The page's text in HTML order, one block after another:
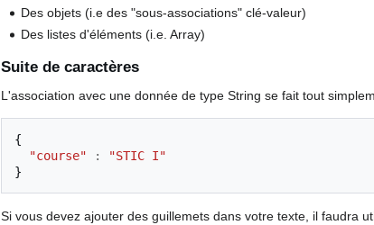
Des objets (i.e des "sous-associations" clé-valeur)
Des listes d'éléments (i.e. Array)
Suite de caractères
L'association avec une donnée de type String se fait tout
{
"course"
:
"STIC I"
}
Si vous devez ajouter des guillemets dans votre texte, il faudra